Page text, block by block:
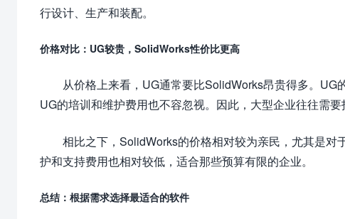
行设计、生产和装配。
价格对比：UG较贵，SolidWorks性价比更高
从价格上来看，UG通常要比SolidWorks昂贵得多。UG
UG的培训和维护费用也不容忽视。因此，大型企业往往需要
相比之下，SolidWorks的价格相对较为亲民，尤其是
护和支持费用也相对较低，适合那些预算有限的企业。
总结：根据需求选择最适合的软件